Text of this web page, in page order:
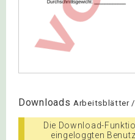
Downloads Arbeitsblätter
Die Download-
eingeloggten